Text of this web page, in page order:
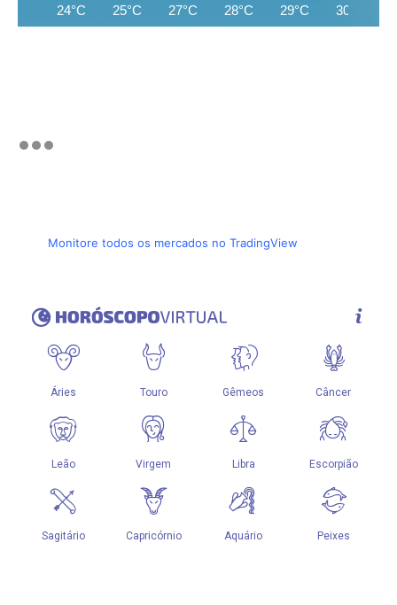
24°C 25°C 27°C 28°C 29°C 30°C
Monitore todos os mercados no TradingView